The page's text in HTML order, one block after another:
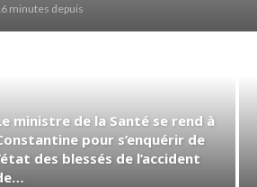
minutes depuis
ministre de la Santé se rend à
pour s’enquérir de
des blessés de l’accident